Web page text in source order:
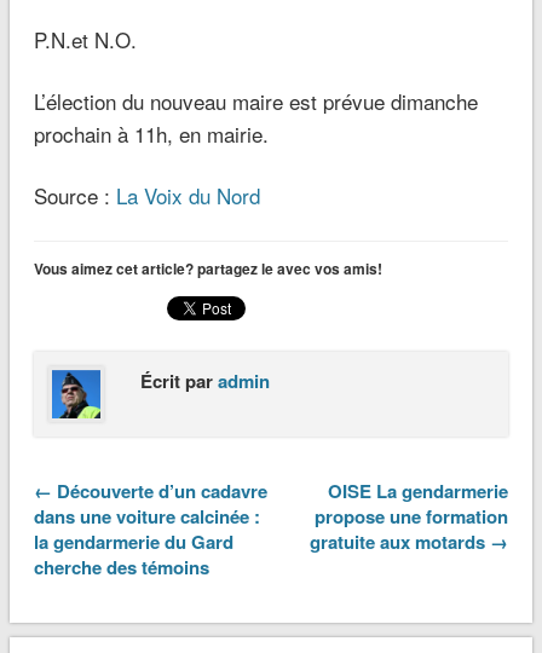
P.N.et N.O.
L’élection du nouveau maire est prévue dimanche
prochain à 11h, en mairie.
Source : La Voix du Nord
Vous aimez cet article? partagez le avec vos amis!
Écrit paradmin
← Découverte d’un cadavre
dans une voiture calcinée :
la gendarmerie du Gard
cherche des témoins
OISE La gendarmerie
propose une formation
gratuite aux motards →